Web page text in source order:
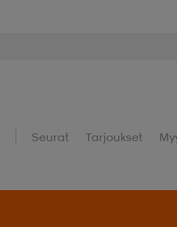
Seurat Tarjoukset